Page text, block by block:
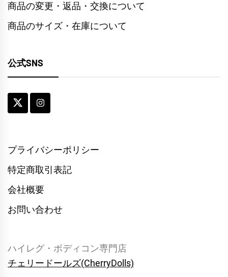
商品の変更・返品・交換について
商品のサイズ・在庫について
公式SNS
プライバシーポリシー
特定商取引表記
会社概要
お問い合わせ
ハイレグ・ボディコン専門店
チェリードールズ(CherryDolls)